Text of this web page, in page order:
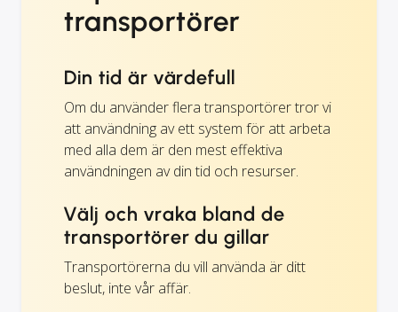
transportörer
Din tid är värdefull
Om du använder flera transportörer tror vi
att användning av ett system för att arbeta
med alla dem är den mest effektiva
användningen av din tid och resurser.
Välj och vraka bland de
transportörer du gillar
Transportörerna du vill använda är ditt
beslut, inte vår affär.